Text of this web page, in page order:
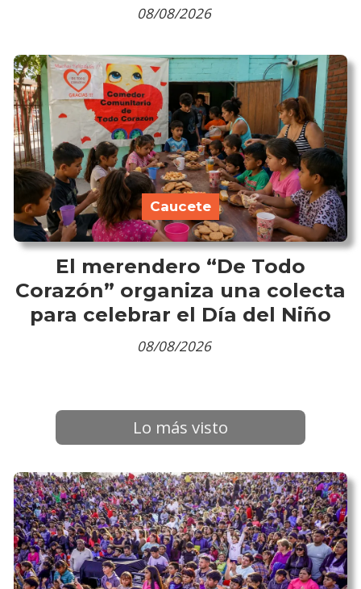
08/08/2026
El merendero “De Todo
Corazón” organiza una colecta
para celebrar el Día del Niño
Caucete
08/08/2026
Lo más visto